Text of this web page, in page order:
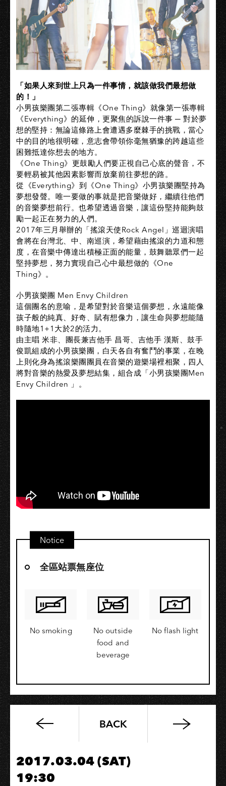
「如果人來到世上只為一件事情，就該做我們最想做
的！」
小男孩樂團第二張專輯《One Thing》就像第一張專輯
《Everything》的延伸，更聚焦的訴說一件事 ─ 對於夢
想的堅持：無論這條路上會遭遇多麼棘手的挑戰，當心
中的目的地很明確，意志會帶領你毫無猶豫的跨越這些
困難抵達你想去的地方。
《One Thing》更鼓勵人們要正視自己心底的聲音，不
要輕易被其他因素影響而放棄前往夢想的路。
從《Everything》到《One Thing》小男孩樂團堅持為
夢想發聲。唯一要做的事就是把音樂做好，繼續往他們
的音樂夢想前行。也希望透過音樂，讓這份堅持能夠鼓
勵一起正在努力的人們。
2017年三月舉辦的「搖滾天使Rock Angel」巡迴演唱
會將在台灣北、中、南巡演，希望藉由搖滾的力道和態
度，在音樂中傳達出積極正面的能量，鼓舞聽眾們一起
堅持夢想，努力實現自己心中最想做的《One
Thing》。
小男孩樂團 Men Envy Children
這個團名的意喻，是希望對於音樂這個夢想，永遠能像
孩子般的純真、好奇、賦有想像力，讓生命與夢想能隨
時隨地1+1大於2的活力。
由主唱 米非、團長兼吉他手 昌哥、吉他手 漢斯、鼓手
俊凱組成的小男孩樂團，白天各自有奮鬥的事業，在晚
上則化身為搖滾樂團團員在音樂的遊樂場裡相聚，四人
將對音樂的熱愛及夢想結集，組合成「小男孩樂團Men
Envy Children 」。
Notice
全區站票無座位
No smoking
No outside
food and
beverage
No flash light
國
作
業
簿
BACK
2017.03.04 (SAT)
19:30